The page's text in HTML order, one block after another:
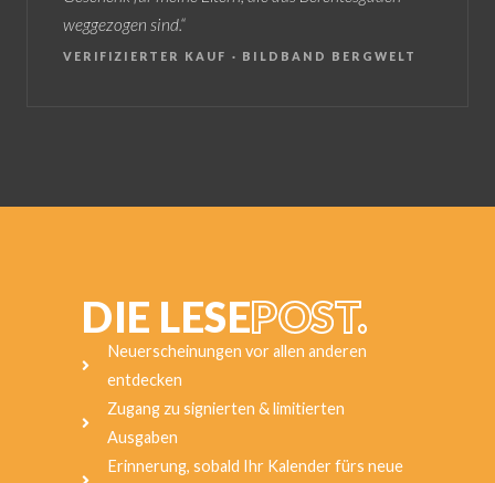
weggezogen sind.“
VERIFIZIERTER KAUF · BILDBAND BERGWELT
DIE LESEPOST.
Neuerscheinungen vor allen anderen
entdecken
Zugang zu signierten & limitierten
Ausgaben
Erinnerung, sobald Ihr Kalender fürs neue